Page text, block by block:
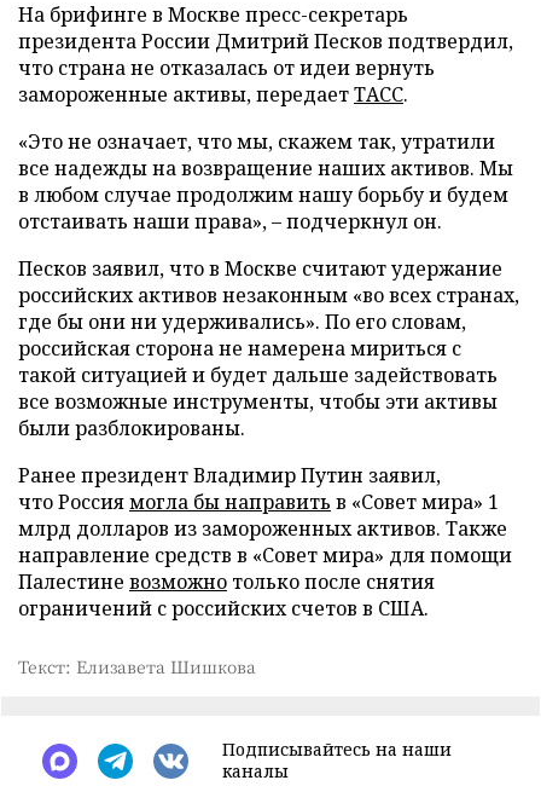
На брифинге в Москве пресс-секретарь
президента России Дмитрий Песков подтвердил,
что страна не отказалась от идеи вернуть
замороженные активы, передаетТАСС.
«Это не означает, что мы, скажем так, утратили
все надежды на возвращение наших активов. Мы
в любом случае продолжим нашу борьбу и будем
отстаивать наши права», – подчеркнул он.
Песков заявил, что в Москве считают удержание
российских активов незаконным «во всех странах,
где бы они ни удерживались». По его словам,
российская сторона не намерена мириться с
такой ситуацией и будет дальше задействовать
все возможные инструменты, чтобы эти активы
были разблокированы.
Ранее президент Владимир Путин заявил,
что Россиямогла бы направить в «Совет мира» 1
млрд долларов из замороженных активов. Также
направление средств в «Совет мира» для помощи
Палестине возможно только после снятия
ограничений с российских счетов в США.
Текст: Елизавета Шишкова
Подписывайтесь на наши
каналы